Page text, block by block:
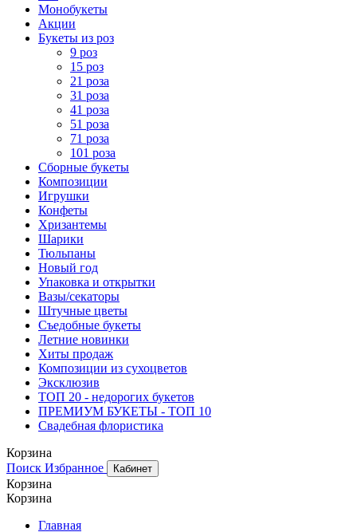
Монобукеты
Акции
Букеты из роз
9 роз
15 роз
21 роза
31 роза
41 роза
51 роза
71 роза
101 роза
Сборные букеты
Композиции
Игрушки
Конфеты
Хризантемы
Шарики
Тюльпаны
Новый год
Упаковка и открытки
Вазы/секаторы
Штучные цветы
Съедобные букеты
Летние новинки
Хиты продаж
Композиции из сухоцветов
Эксклюзив
ТОП 20 - недорогих букетов
ПРЕМИУМ БУКЕТЫ - ТОП 10
Свадебная флористика
Корзина
Поиск Избранное Кабинет
Корзина
Корзина
Главная